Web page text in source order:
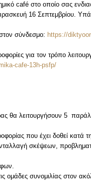
café στο οποίο σας
16 Σεπτεμβρίου.
σύνδεσμο: https://
για τον τρόπο
cafe-13h-psfp/
θα λειτουργήσουν 5
που έχει δοθεί κατά
σκέψεων,
ομάδες συνομιλίας στον